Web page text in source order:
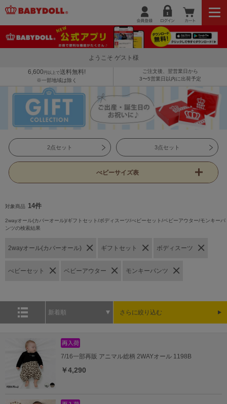
ようこそ ゲスト様
6,600 円以上で送料無料!
※一部地域は除く
ご注文後、翌営業日から
3〜5営業日以内に出荷予定
2点セット 3点セット
べビーサイズ表
対象商品 14件
2wayオール(カバーオール)/ギフトセット/ボディスーツ/べビーセット/ベビーアウター/モンキーパ
ンツの検索結果
2wayオール(カバーオール) ギフトセット ボディスーツ
べビーセット ベビーアウター モンキーパンツ
新着順 さらに絞り込む
7/16一部再販 アニマル総柄 2WAYオール 1198B
￥4,290